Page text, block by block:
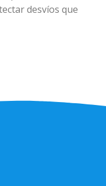
desvíos que